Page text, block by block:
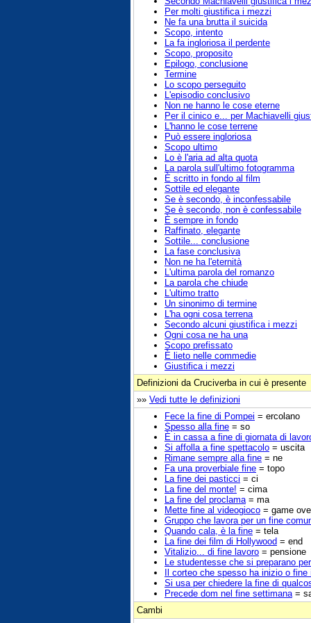
Per molti giustifica i mezzi
Ne fa una brutta il suicida
Scopo, intento
La fa ingloriosa il perdente
Scopo, proposito
Epilogo, conclusione
Termine
Lo scopo perseguito
L'episodio conclusivo
Non ne hanno le cose eterne
Per il cinico e... per Machiavelli
L'hanno le cose terrene
Può essere ingloriosa
Scopo ultimo
Lo è l'aria ad alta quota
La parola sull'ultimo fotogramma
È scritto in fondo al film
Sottile ed elegante
Se è secondo, è inconfessabile
Se è secondo, non è confessabile
È sempre in fondo
Raffinato, elegante
Sottile... conclusione
La fase conclusiva
Non ne ha l'eternità
L'ultima parola del romanzo
La parola che chiude
L'ultimo tratto
Un sinonimo di termine
L'ha ogni cosa terrena
Secondo alcuni giustifica i mezzi
Ogni cosa ne ha una
Scopo prefissato
È lieto nelle commedie
Giustifica i mezzi
Definizioni da Cruciverba in cui è presente
»» Vedi tutte le definizioni
Fece la fine di Pompei = ercolano
Spesso alla fine = so
È in cassa a fine di giornata di
Si affolla a fine spettacolo = uscita
Rimane sempre alla fine = ne
Fa una proverbiale fine = topo
La fine dei pasticci = ci
La fine del monte! = cima
La fine del proclama = ma
Mette fine al videogioco = game
Gruppo che lavora per un fine
Quando cala, è la fine = tela
La fine dei film di Hollywood = end
Vitalizio... di fine lavoro = pensione
Le studentesse che si preparano
Il corteo che spesso ha inizio o fine
Si usa per chiedere la fine di
Precede dom nel fine settimana =
Cambi